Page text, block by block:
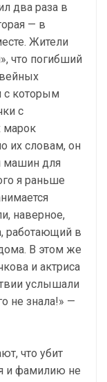
два раза в
— в
Жители
что погибший
с которым
с
марок
их словам, он
машин для
я раньше
наверное,
работающий в
В этом же
и актриса
услышали
не знала!» —
что убит
и фамилию не